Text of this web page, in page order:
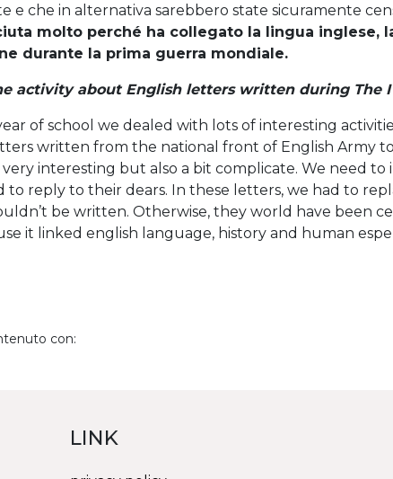
e che in alternativa sarebbero state sicuramente
molto perché ha collegato la lingua inglese,
durante la prima guerra mondiale.
activity about English letters written during The
of school we dealed with lots of interesting
written from the national front of English Army to
interesting but also a bit complicate. We need to
to reply to their dears. In these letters, we had to
be written. Otherwise, they world have been
it linked english language, history and human
con:
LINK